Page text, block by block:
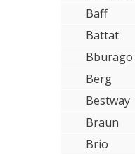
Baff
Battat
Bburago
Berg
Bestway
Braun
Brio